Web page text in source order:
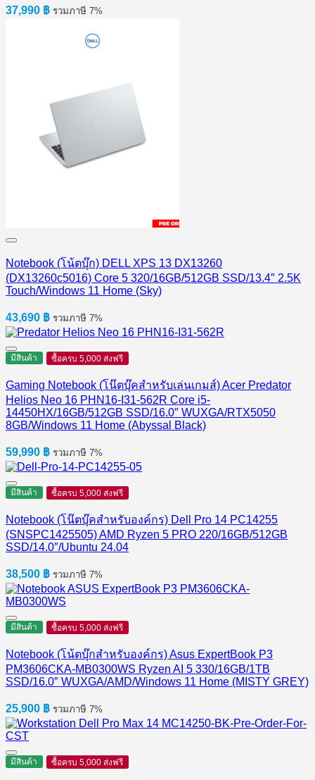
37,990 ฿ รวมภาษี 7%
Notebook (โน้ตบุ๊ก) DELL XPS 13 DX13260
(DX13260c5016) Core 5 320/16GB/512GB SSD/13.4″ 2.5K
Touch/Windows 11 Home (Sky)
43,690 ฿ รวมภาษี 7%
มีสินค้า ซื้อครบ 5,000 ส่งฟรี
Gaming Notebook (โน๊ตบุ๊คสำหรับเล่นเกมส์) Acer Predator
Helios Neo 16 PHN16-I31-562R Core i5-
14450HX/16GB/512GB SSD/16.0″ WUXGA/RTX5050
8GB/Windows 11 Home (Abyssal Black)
59,990 ฿ รวมภาษี 7%
มีสินค้า ซื้อครบ 5,000 ส่งฟรี
Notebook (โน๊ตบุ๊คสำหรับองค์กร) Dell Pro 14 PC14255
(SNSPC1425505) AMD Ryzen 5 PRO 220/16GB/512GB
SSD/14.0″/Ubuntu 24.04
38,500 ฿ รวมภาษี 7%
มีสินค้า ซื้อครบ 5,000 ส่งฟรี
Notebook (โน้ตบุ๊กสำหรับองค์กร) Asus ExpertBook P3
PM3606CKA-MB0300WS Ryzen AI 5 330/16GB/1TB
SSD/16.0″ WUXGA/AMD/Windows 11 Home (MISTY GREY)
25,900 ฿ รวมภาษี 7%
มีสินค้า ซื้อครบ 5,000 ส่งฟรี